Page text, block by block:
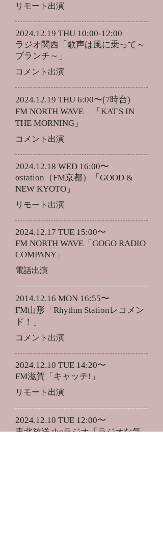
​リモート出演
2024.12.19 THU 10:00-12:00
ラジオ関西「歌声は風に乗って～
ブランチ～」
​コメント出演
2024.12.19 THU 6:00〜(7時台)
FM NORTH WAVE 「KAT'S IN
THE MORNING」
​コメント出演
2024.12.18 WED 16:00〜
αstation（FM京都）「GOOD &
NEW KYOTO」
リモート出演
2024.12.17 TUE 15:00〜
FM NORTH WAVE「GOGO RADIO
COMPANY」
​電話出演
2014.12.16 MON 16:55〜
FM山形「Rhythm Stationレコメン
ド！」
​コメント出演
2024.12.10 TUE 14:20〜
FM滋賀「キャッチ!」
リモート出演
2024.12.10 TUE 12:00〜
東北放送 tbcラジオ「ラジオな気